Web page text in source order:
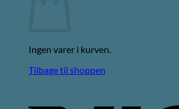
Ingen varer i kurven.
Tilbage til shoppen